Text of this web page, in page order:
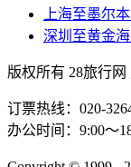
上海至墨尔
深圳至黄金
版权所有 28旅行网
订票热线：020-
办公时间：9:00～